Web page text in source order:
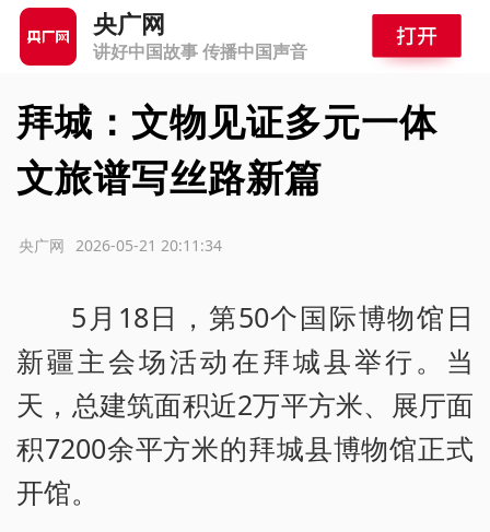
央广网
讲好中国故事 传播中国声音
拜城：文物见证多元一体
文旅谱写丝路新篇
2026-05-21 20:11:34
央广网
5月18日，第50个国际博物馆日
新疆主会场活动在拜城县举行。当
天，总建筑面积近2万平方米、展厅面
积7200余平方米的拜城县博物馆正式
开馆。